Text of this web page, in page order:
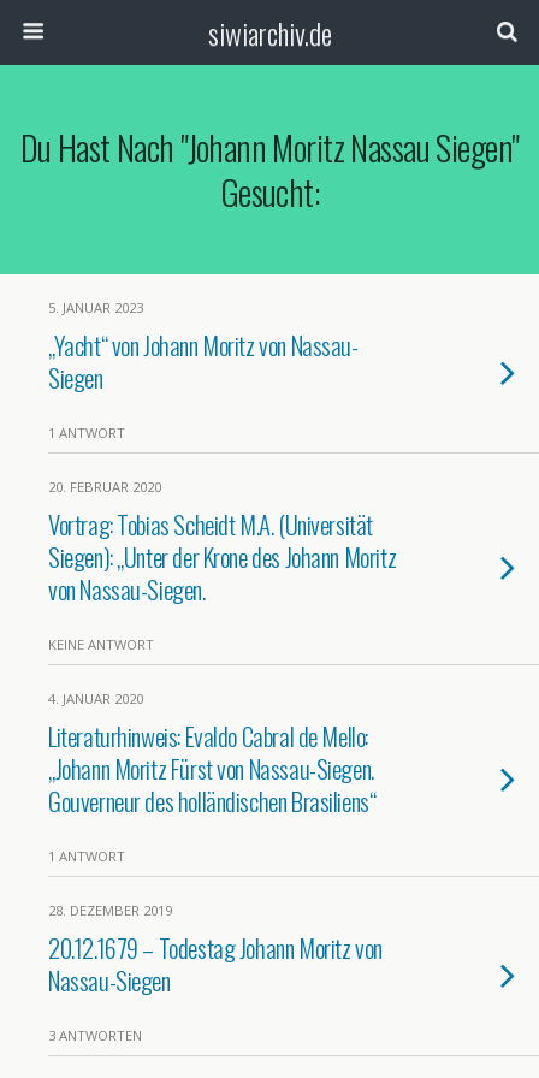
siwiarchiv.de
Du Hast Nach "Johann Moritz Nassau Siegen"
Gesucht:
5. JANUAR 2023
„Yacht“ von Johann Moritz von Nassau-
Siegen
1 ANTWORT
20. FEBRUAR 2020
Vortrag: Tobias Scheidt M.A. (Universität
Siegen): „Unter der Krone des Johann Moritz
von Nassau-Siegen.
KEINE ANTWORT
4. JANUAR 2020
Literaturhinweis: Evaldo Cabral de Mello:
„Johann Moritz ​Fürst von Nassau-Siegen.
Gouverneur des holländischen Brasiliens“
1 ANTWORT
28. DEZEMBER 2019
20.12.1679 – Todestag Johann Moritz von
Nassau-Siegen
3 ANTWORTEN